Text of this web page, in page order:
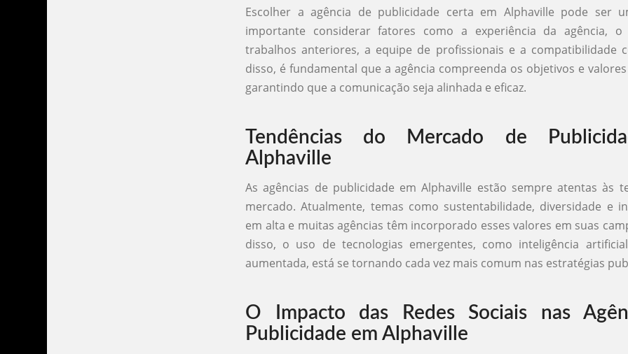
Escolher a agência de publicidade certa em Alphaville pode ser
importante considerar fatores como a experiência da agência,
trabalhos anteriores, a equipe de profissionais e a compatibilidade
disso, é fundamental que a agência compreenda os objetivos e
garantindo que a comunicação seja alinhada e eficaz.
Tendências do Mercado de
Alphaville
As agências de publicidade em Alphaville estão sempre atentas às
mercado. Atualmente, temas como sustentabilidade, diversidade e
em alta e muitas agências têm incorporado esses valores em suas
disso, o uso de tecnologias emergentes, como inteligência
aumentada, está se tornando cada vez mais comum nas estratégias
O Impacto das Redes Sociais nas
Publicidade em Alphaville